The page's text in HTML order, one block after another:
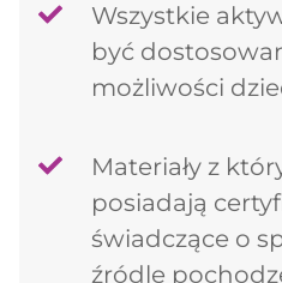
Wszystkie
być
możliwości
Materiały z
posiadają
świadczące o
źródle